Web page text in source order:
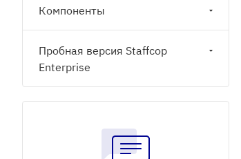
Компоненты
Пробная версия Staffcop
Enterprise